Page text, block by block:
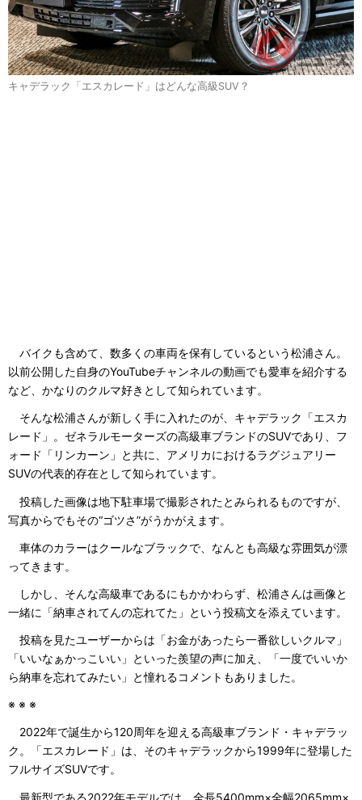
キャデラック「エスカレード」はどんな高級SUV？
バイクも含めて、数多くの車両を保有しているという松浦さん。
以前公開した自身のYouTubeチャンネルの動画でも愛車を紹介する
など、かなりのクルマ好きとして知られています。
そんな松浦さんが新しく手に入れたのが、キャデラック「エスカ
レード」。ゼネラルモーターズの高級車ブランドのSUVであり、フ
ォード「リンカーン」と共に、アメリカにおけるラグジュアリー
SUVの代表的存在として知られています。
投稿した画像は地下駐車場で撮影されたとみられるものですが、
写真からでもその“ゴツさ”がうかがえます。
車体のカラーはクールなブラックで、なんとも高級な雰囲気が漂
ってきます。
しかし、そんな高級車であるにもかかわらず、松浦さんは画像と
一緒に「納車されてんの忘れてた」という投稿文を添えています。
投稿を見たユーザーからは「お金があったら一番欲しいクルマ」
「いいなぁかっこいい」といった羨望の声に加え、「一度でいいか
ら納車を忘れてみたい」と憧れるコメントもありました。
※ ※ ※
2022年で誕生から120周年を迎える高級車ブランド・キャデラッ
ク。「エスカレード」は、そのキャデラックから1999年に登場した
フルサイズSUVです。
最新型である2022年モデルでは、全長5400mm×全幅2065mm×